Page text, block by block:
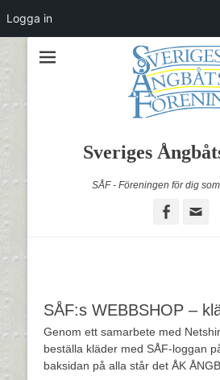
Sveriges
SÅF - Föreningen för dig
SÅF:s WEBBSHOP –
Genom ett samarbete med
beställa kläder med SÅF-loggan
baksidan på alla står det ÅK
Logga in